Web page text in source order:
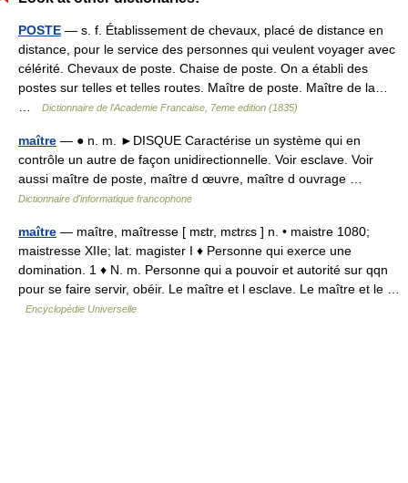
POSTE — s. f. Établissement de chevaux, placé de distance en
distance, pour le service des personnes qui veulent voyager avec
célérité. Chevaux de poste. Chaise de poste. On a établi des
postes sur telles et telles routes. Maître de poste. Maître de la…
Dictionnaire de l'Academie Francaise, 7eme edition (1835)
maître — ● n. m. ►DISQUE Caractérise un système qui en
contrôle un autre de façon unidirectionnelle. Voir esclave. Voir
aussi maître de poste, maître d œuvre, maître d ouvrage …
Dictionnaire d'informatique francophone
maître — maître, maîtresse [ mɛtr, mɛtrɛs ] n. • maistre 1080;
maistresse XIIe; lat. magister I ♦ Personne qui exerce une
domination. 1 ♦ N. m. Personne qui a pouvoir et autorité sur qqn
pour se faire servir, obéir. Le maître et l esclave. Le maître et le …
Encyclopédie Universelle